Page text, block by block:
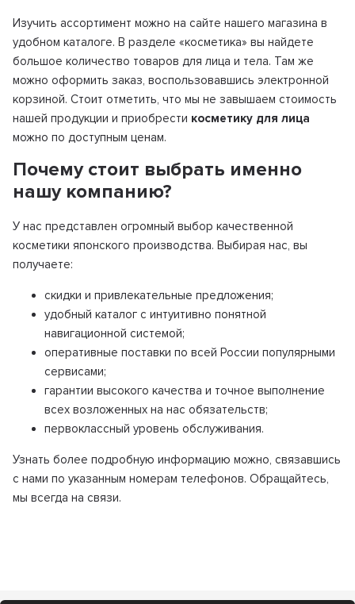
Изучить ассортимент можно на сайте нашего магазина в
удобном каталоге. В разделе «косметика» вы найдете
большое количество товаров для лица и тела. Там же
можно оформить заказ, воспользовавшись электронной
корзиной. Стоит отметить, что мы не завышаем стоимость
нашей продукции и приобрести косметику для лица
можно по доступным ценам.
Почему стоит выбрать именно
нашу компанию?
У нас представлен огромный выбор качественной
косметики японского производства. Выбирая нас, вы
получаете:
скидки и привлекательные предложения;
удобный каталог с интуитивно понятной
навигационной системой;
оперативные поставки по всей России популярными
сервисами;
гарантии высокого качества и точное выполнение
всех возложенных на нас обязательств;
первоклассный уровень обслуживания.
Узнать более подробную информацию можно, связавшись
с нами по указанным номерам телефонов. Обращайтесь,
мы всегда на связи.